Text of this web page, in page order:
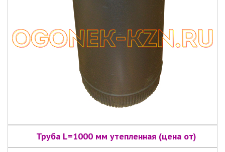
Труба L=1000 мм утепленная (цена от)